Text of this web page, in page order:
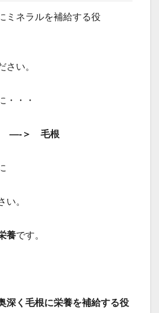
ミネラルを補給する役
さい。
・・・
—-＞ 毛根
い。
養です。
深く毛根に栄養を補給する役